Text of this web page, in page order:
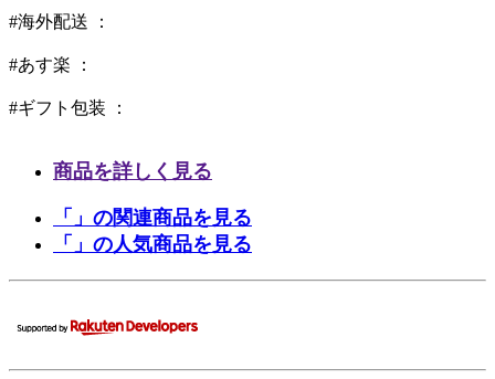
#海外配送 ：
#あす楽 ：
#ギフト包装 ：
商品を詳しく見る
「」の関連商品を見る
「」の人気商品を見る